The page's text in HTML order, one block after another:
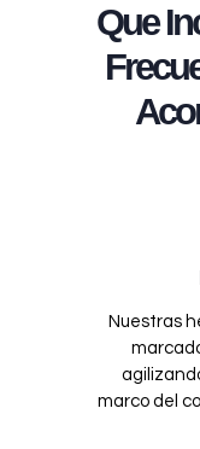
Que
Nuestras
marco del